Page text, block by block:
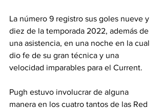
La número 9 registro sus goles nueve y
diez de la temporada 2022, además de
una asistencia, en una noche en la cual
dio fe de su gran técnica y una
velocidad imparables para el Current.
Pugh estuvo involucrar de alguna
manera en los cuatro tantos de las Red